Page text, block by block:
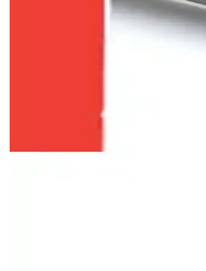
Volkswagen Polo
Bosch Aeroeco
Bosch Fiat Egea
Bosch Aeroeco serisi